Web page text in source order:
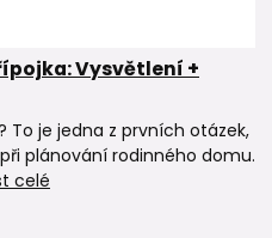
Vysvětlení +
To je jedna z prvních otázek,
plánování rodinného domu.
celé